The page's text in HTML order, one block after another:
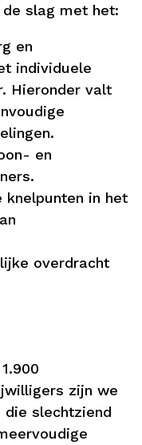
slag met het:
en
individuele
Hieronder valt
en
knelpunten in het
overdracht
zijn we
die slechtziend